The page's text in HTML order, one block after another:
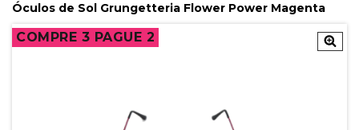
Óculos de Sol Grungetteria Flower Power Magenta
COMPRE 3 PAGUE 2